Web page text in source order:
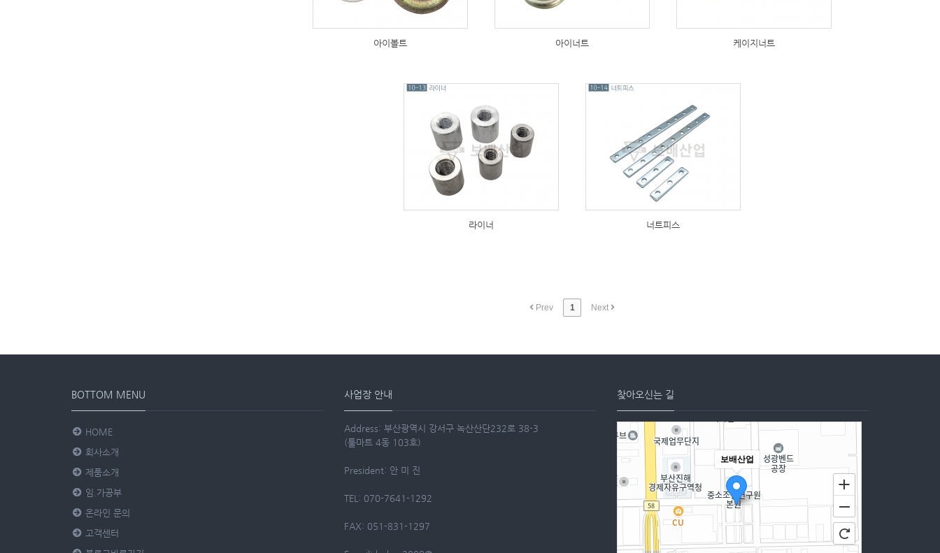
아이볼트 아이너트 케이지너트
179
라이너 너트피스
Prev 1 Next
BOTTOM MENU
HOME
회사소개
제품소개
임.가공부
온라인 문의
고객센터
사업장 안내
Address: 부산광역시 강서구 녹산산단232로 38-3
(툴마트 4동 103호)
President: 안 미 진
TEL: 070-7641-1292
FAX: 051-831-1297
찾아오신는 길
보배산업